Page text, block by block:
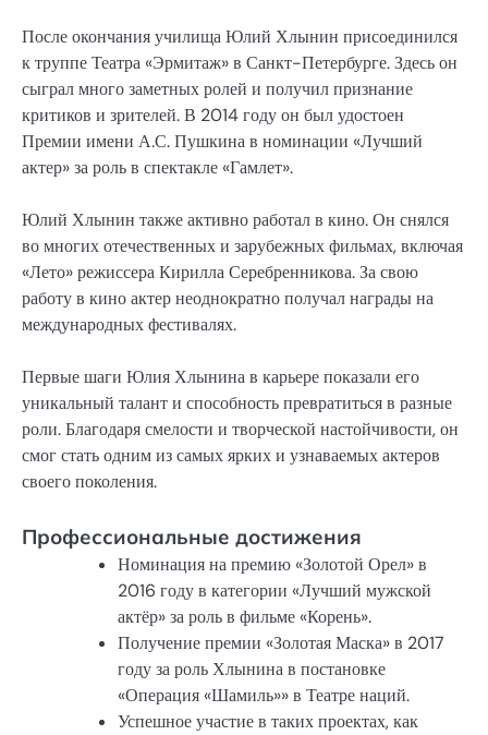
После окончания училища Юлий Хлынин присоединился
к труппе Театра «Эрмитаж» в Санкт-Петербурге. Здесь он
сыграл много заметных ролей и получил признание
критиков и зрителей. В 2014 году он был удостоен
Премии имени А.С. Пушкина в номинации «Лучший
актер» за роль в спектакле «Гамлет».
Юлий Хлынин также активно работал в кино. Он снялся
во многих отечественных и зарубежных фильмах, включая
«Лето» режиссера Кирилла Серебренникова. За свою
работу в кино актер неоднократно получал награды на
международных фестивалях.
Первые шаги Юлия Хлынина в карьере показали его
уникальный талант и способность превратиться в разные
роли. Благодаря смелости и творческой настойчивости, он
смог стать одним из самых ярких и узнаваемых актеров
своего поколения.
Профессиональные достижения
Номинация на премию «Золотой Орел» в
2016 году в категории «Лучший мужской
актёр» за роль в фильме «Корень».
Получение премии «Золотая Маска» в 2017
году за роль Хлынина в постановке
«Операция «Шамиль»» в Театре наций.
Успешное участие в таких проектах, как